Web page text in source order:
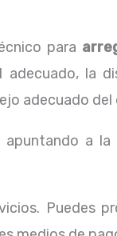
para
la
adecuado
a
Puedes